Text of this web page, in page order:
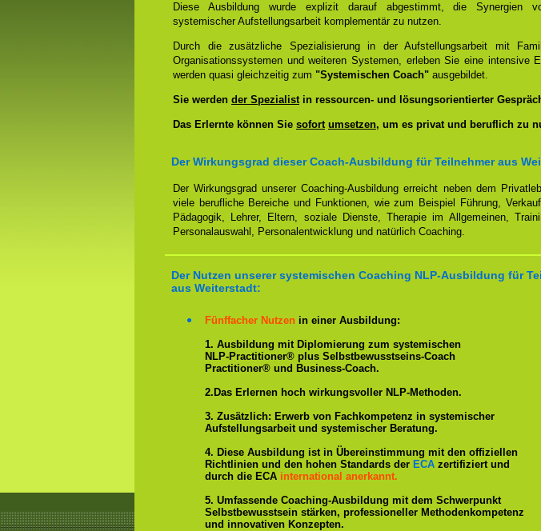
Diese Ausbildung wurde explizit darauf abgestimmt, die Synergien
systemischer Aufstellungsarbeit komplementär zu nutzen.
Durch die zusätzliche Spezialisierung in der Aufstellungsarbeit mit
Organisationssystemen und weiteren Systemen, erleben Sie eine intensive
werden quasi gleichzeitig zum "Systemischen Coach" ausgebildet.
Sie werden der Spezialistin ressourcen- und lösungsorientierter
Das Erlernte können Sie sofort umsetzen, um es privat und beruflich zu
Der Wirkungsgrad dieser Coach-Ausbildung für Teilnehmer aus
Der Wirkungsgrad unserer Coaching-Ausbildung erreicht neben dem
viele berufliche Bereiche und Funktionen, wie zum Beispiel Führung,
Pädagogik, Lehrer, Eltern, soziale Dienste, Therapie im Allgemeinen,
Personalauswahl, Personalentwicklung und natürlich Coaching.
Der Nutzen unserer systemischen Coaching NLP-Ausbildung für
aus Weiterstadt:
Fünffacher Nutzen in einer Ausbildung:
1. Ausbildung mit Diplomierung zum systemischen
NLP-Practitioner® plus Selbstbewusstseins-Coach
Practitioner® und Business-Coach.
2.Das Erlernen hoch wirkungsvoller NLP-Methoden.
3. Zusätzlich: Erwerb von Fachkompetenz in systemischer
Aufstellungsarbeit und systemischer Beratung.
4. Diese Ausbildung ist in Übereinstimmung mit den offiziellen
Richtlinien und den hohen Standards der ECA zertifiziert und
durch die ECA international anerkannt.
5. Umfassende Coaching-Ausbildung mit dem Schwerpunkt
Selbstbewusstsein stärken, professioneller Methodenkompetenz
und innovativen Konzepten.